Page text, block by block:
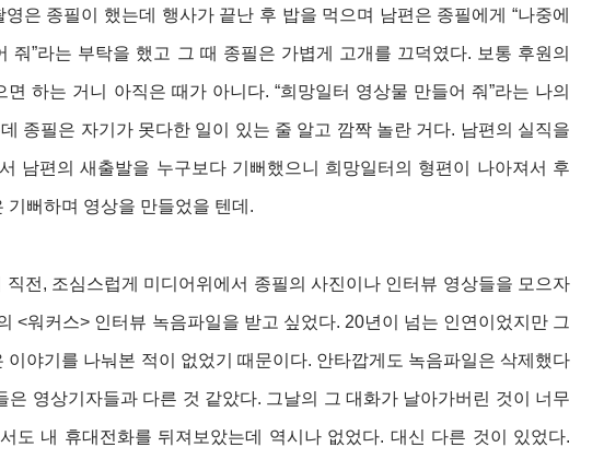
은 종필이 했는데 행사가 끝난 후 밥을 먹으며 남편은 종필에게 “나중에
줘”라는 부탁을 했고 그 때 종필은 가볍게 고개를 끄덕였다. 보통 후원의
하는 거니 아직은 때가 아니다. “희망일터 영상물 만들어 줘”라는 나의
종필은 자기가 못다한 일이 있는 줄 알고 깜짝 놀란 거다. 남편의 실직을
남편의 새출발을 누구보다 기뻐했으니 희망일터의 형편이 나아져서 후
기뻐하며 영상을 만들었을 텐데.
전, 조심스럽게 미디어위에서 종필의 사진이나 인터뷰 영상들을 모으자
<워커스> 인터뷰 녹음파일을 받고 싶었다. 20년이 넘는 인연이었지만 그
이야기를 나눠본 적이 없었기 때문이다. 안타깝게도 녹음파일은 삭제했다
은 영상기자들과 다른 것 같았다. 그날의 그 대화가 날아가버린 것이 너무
도 내 휴대전화를 뒤져보았는데 역시나 없었다. 대신 다른 것이 있었다.